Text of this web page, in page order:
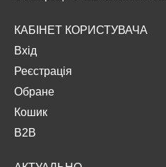
КАБІНЕТ КОРИСТУВАЧА
Вхід
Реєстрація
Обране
Кошик
B2B